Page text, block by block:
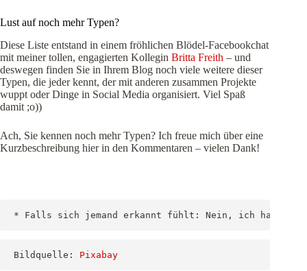
Lust auf noch mehr Typen?
Diese Liste entstand in einem fröhlichen Blödel-Facebookchat
mit meiner tollen, engagierten Kollegin Britta Freith – und
deswegen finden Sie in Ihrem Blog noch viele weitere dieser
Typen, die jeder kennt, der mit anderen zusammen Projekte
wuppt oder Dinge in Social Media organisiert. Viel Spaß
damit ;o))
Ach, Sie kennen noch mehr Typen? Ich freue mich über eine
Kurzbeschreibung hier in den Kommentaren – vielen Dank!
* Falls sich jemand erkannt fühlt: Nein, ich habe
Bildquelle: Pixabay